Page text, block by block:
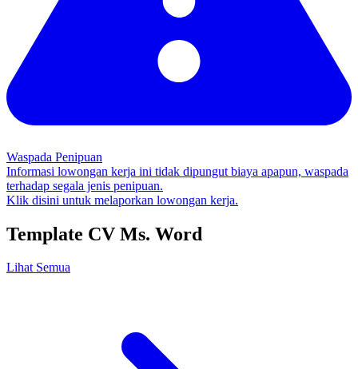
Waspada Penipuan
Informasi lowongan kerja ini tidak dipungut biaya apapun, waspada
terhadap segala jenis penipuan.
Klik disini untuk melaporkan lowongan kerja.
Template CV Ms. Word
Lihat Semua